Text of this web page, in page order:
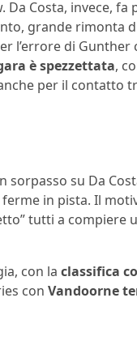
Costa, invece,
grande rimonta
l’errore di
è spezzettata,
per il contatto
sorpasso su Da
in pista. Il
tutti a compiere
con la classifica
con Vandoorne